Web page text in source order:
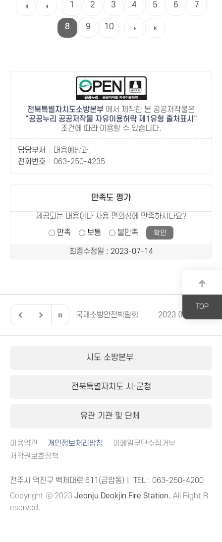
1 2 3 4 5 6 7
8 9 10
전북특별자치도소방본부 에서 제작한 본 공공저작물은
공공누리 공공저작물 자유이용허락 제1유형 출처표시
조건에 따라 이용할 수 있습니다.
담당부서
대응예방과
전화번호
063-250-4235
만족도 평가
제공되는 내용이나 사용 편의성에 만족하시나요?
만족
보통 불만족
최종수정일 : 2023-07-14
TOP
스 119안전교육 국제소방안전박람회 2023 이렇게 달라
시도 소방본부
전북특별자치도 시·군청
유관 기관 및 단체
이용약관 개인정보처리방침
이메일무단수집거부
저작권보호정책
전주시 덕진구 백제대로 611(금암동)｜ TEL : 063-250-4200
Copyright ⓒ 2023 Jeonju Deokjin Fire Station, All Right R
eserved.